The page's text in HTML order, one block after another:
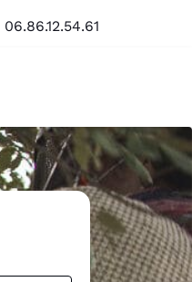
06.86.12.54.61